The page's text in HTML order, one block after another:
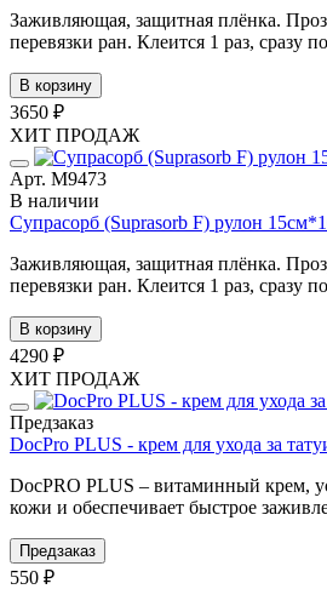
Заживляющая, защитная плёнка.
перевязки ран. Клеится 1 раз, сразу
В корзину
3650 ₽
ХИТ ПРОДАЖ
Арт. М9473
В наличии
Супрасорб (Suprasorb F) рулон
Заживляющая, защитная плёнка.
перевязки ран. Клеится 1 раз, сразу
В корзину
4290 ₽
ХИТ ПРОДАЖ
Предзаказ
DocPro PLUS - крем для ухода за
DocPRO PLUS – витаминный крем,
кожи и обеспечивает быстрое
Предзаказ
550 ₽